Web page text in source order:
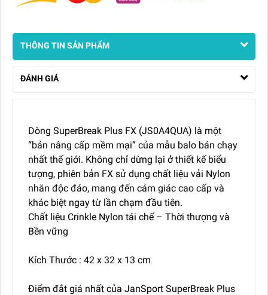
THÔNG TIN SẢN PHẨM
ĐÁNH GIÁ
Dòng SuperBreak Plus FX (JS0A4QUA) là một
“bản nâng cấp mềm mại” của mẫu balo bán chạy
nhất thế giới. Không chỉ dừng lại ở thiết kế biểu
tượng, phiên bản FX sử dụng chất liệu vải Nylon
nhăn độc đáo, mang đến cảm giác cao cấp và
khác biệt ngay từ lần chạm đầu tiên.
Chất liệu Crinkle Nylon tái chế – Thời thượng và
Bền vững
Kích Thước : 42 x 32 x 13 cm
Điểm đắt giá nhất của JanSport SuperBreak Plus